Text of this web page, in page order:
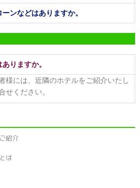
ンなどはありますか。
りますか。
様には、近隣のホテルをご紹介いたし
せください。
紹介
は